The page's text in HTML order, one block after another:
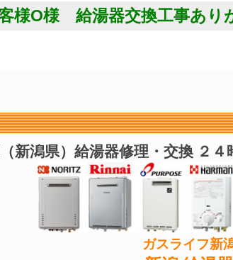
様O様 給湯器交換工事あり
新潟県）給湯器修理・交換 ２４
ガスライフ新